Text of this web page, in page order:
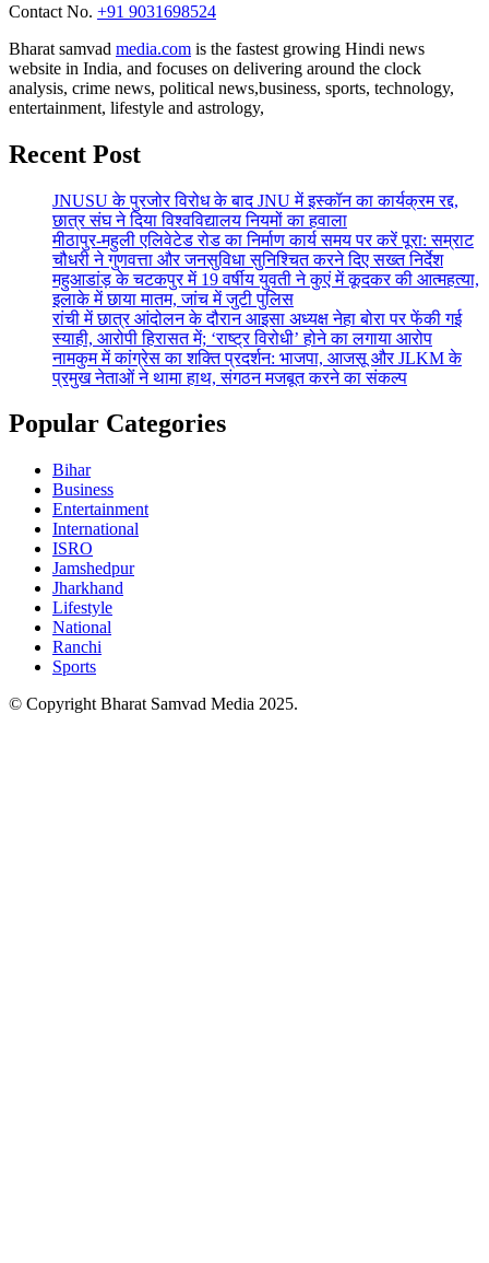
Contact No. ‪ +91 9031698524
Bharat samvad media.com is the fastest growing Hindi news
website in India, and focuses on delivering around the clock
analysis, crime news, political news,business, sports, technology,
entertainment, lifestyle and astrology,
Recent Post
JNUSU के पुरजोर विरोध के बाद JNU में इस्कॉन का कार्यक्रम रद्द,
छात्र संघ ने दिया विश्वविद्यालय नियमों का हवाला
मीठापुर-महुली एलिवेटेड रोड का निर्माण कार्य समय पर करें पूरा: सम्राट
चौधरी ने गुणवत्ता और जनसुविधा सुनिश्चित करने दिए सख्त निर्देश
महुआडांड़ के चटकपुर में 19 वर्षीय युवती ने कुएं में कूदकर की आत्महत्या,
इलाके में छाया मातम, जांच में जुटी पुलिस
रांची में छात्र आंदोलन के दौरान आइसा अध्यक्ष नेहा बोरा पर फेंकी गई
स्याही, आरोपी हिरासत में; ‘राष्ट्र विरोधी’ होने का लगाया आरोप
नामकुम में कांग्रेस का शक्ति प्रदर्शन: भाजपा, आजसू और JLKM के
प्रमुख नेताओं ने थामा हाथ, संगठन मजबूत करने का संकल्प
Popular Categories
Bihar
Business
Entertainment
International
ISRO
Jamshedpur
Jharkhand
Lifestyle
National
Ranchi
Sports
© Copyright Bharat Samvad Media 2025.